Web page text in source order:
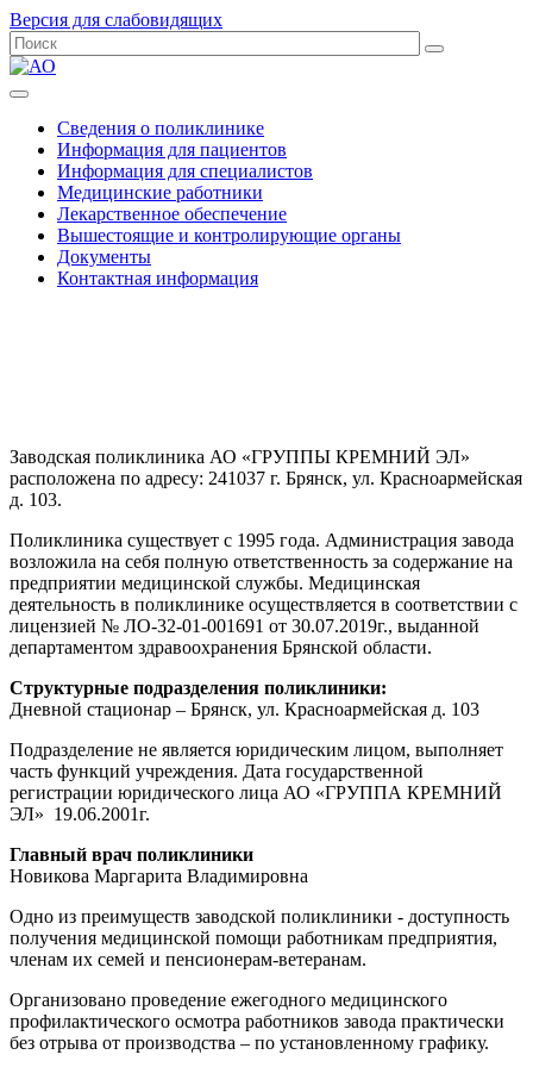
Версия для слабовидящих
Сведения о поликлинике
Информация для пациентов
Информация для специалистов
Медицинские работники
Лекарственное обеспечение
Вышестоящие и контролирующие органы
Документы
Контактная информация
Заводская поликлиника АО «ГРУППЫ КРЕМНИЙ ЭЛ»
расположена по адресу: 241037 г. Брянск, ул. Красноармейская
д. 103.
Поликлиника существует с 1995 года. Администрация завода
возложила на себя полную ответственность за содержание на
предприятии медицинской службы. Медицинская
деятельность в поликлинике осуществляется в соответствии с
лицензией № ЛО-32-01-001691 от 30.07.2019г., выданной
департаментом здравоохранения Брянской области.
Структурные подразделения поликлиники:
Дневной стационар – Брянск, ул. Красноармейская д. 103
Подразделение не является юридическим лицом, выполняет
часть функций учреждения. Дата государственной
регистрации юридического лица АО «ГРУППА КРЕМНИЙ
ЭЛ» 19.06.2001г.
Главный врач поликлиники
Новикова Маргарита Владимировна
Одно из преимуществ заводской поликлиники - доступность
получения медицинской помощи работникам предприятия,
членам их семей и пенсионерам-ветеранам.
Организовано проведение ежегодного медицинского
профилактического осмотра работников завода практически
без отрыва от производства – по установленному графику.